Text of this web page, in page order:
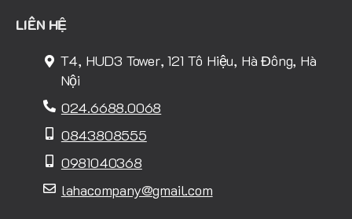
LIÊN HỆ
T4, HUD3 Tower, 121 Tô Hiệu, Hà Đông, Hà
Nội
024.6688.0068
0843808555
0981040368
lahacompany@gmail.com